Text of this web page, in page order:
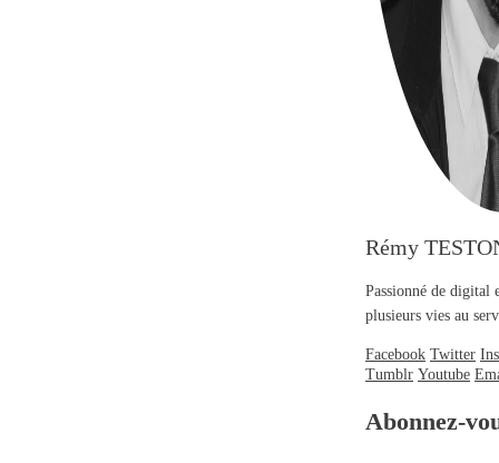
Rémy
Passionné de digital
plusieurs vies au
Facebook Twitter
Tumblr Youtube
Abonnez-